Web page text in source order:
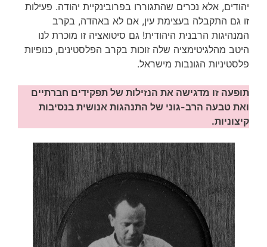
יהודים, אלא נכרים שהתגוררו בפרובינקיית יהודה. פעילות
זו גם התקבלה בעצימת עין, אם לא באהדה, בקרב
המנהיגות הרבנית היהודית! גם סיטואציה זו מוכרת לנו
היטב מהלגיטימציה שלה זוכות בקרב הפלסטינים, כנופיות
פלסטיניות הגונבות מישראל.
תופעה זו מדגישה את הנזילות של תפקידים חברתיים
ואת טבעה הרב-גוני של התנהגות אנושית בנסיבות
קיצוניות.